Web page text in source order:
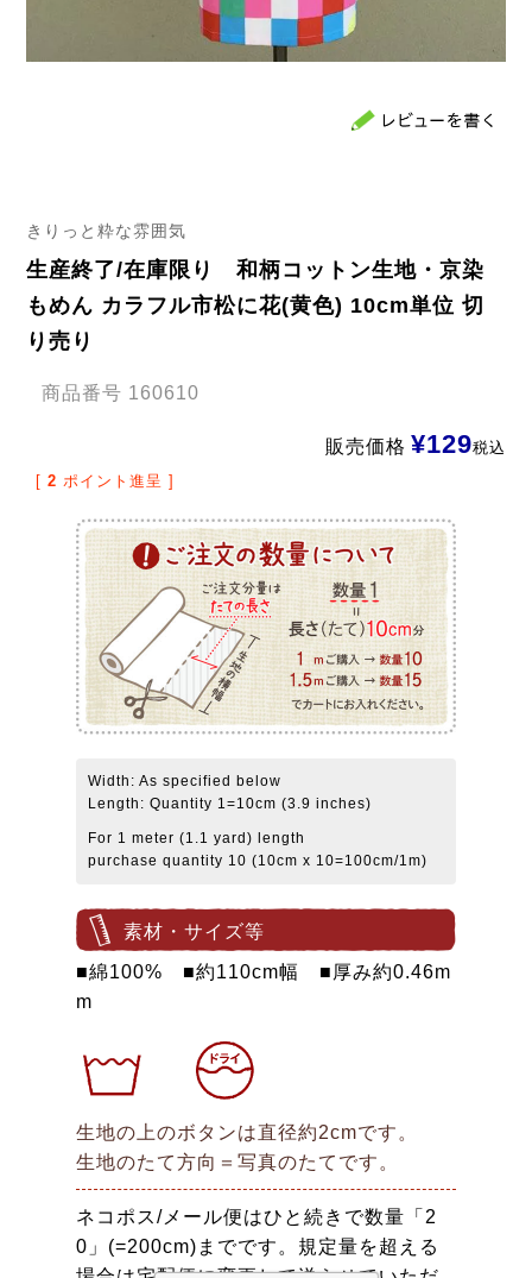
きりっと粋な雰囲気
生産終了/在庫限り 和柄コットン生地・京染
もめん カラフル市松に花(黄色) 10cm単位 切
り売り
商品番号 160610
販売価格 ¥129税込
[ 2 ポイント進呈 ]
Width: As specified below
Length: Quantity 1=10cm (3.9 inches)
For 1 meter (1.1 yard) length
purchase quantity 10 (10cm x 10=100cm/1m)
素材・サイズ等
■綿100% ■約110cm幅 ■厚み約0.46m
m
生地の上のボタンは直径約2cmです。
生地のたて方向＝写真のたてです。
ネコポス/メール便はひと続きで数量「2
0」(=200cm)までです。規定量を超える